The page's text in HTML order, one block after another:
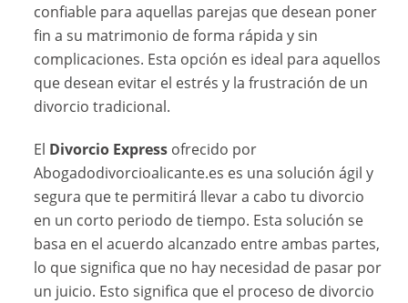
confiable para aquellas parejas que desean poner
fin a su matrimonio de forma rápida y sin
complicaciones. Esta opción es ideal para aquellos
que desean evitar el estrés y la frustración de un
divorcio tradicional.
El Divorcio Express ofrecido por
Abogadodivorcioalicante.es es una solución ágil y
segura que te permitirá llevar a cabo tu divorcio
en un corto periodo de tiempo. Esta solución se
basa en el acuerdo alcanzado entre ambas partes,
lo que significa que no hay necesidad de pasar por
un juicio. Esto significa que el proceso de divorcio